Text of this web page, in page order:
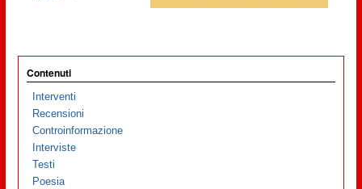
Contenuti
Interventi
Recensioni
Controinformazione
Interviste
Testi
Poesia